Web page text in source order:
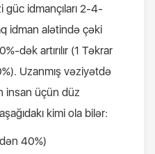
idmançıları 2-4-
idman alətində çəki
dək artırılır (1 Təkrar
Uzanmış vəziyətdə
insan üçün düz
kimi ola bilər:
40%)